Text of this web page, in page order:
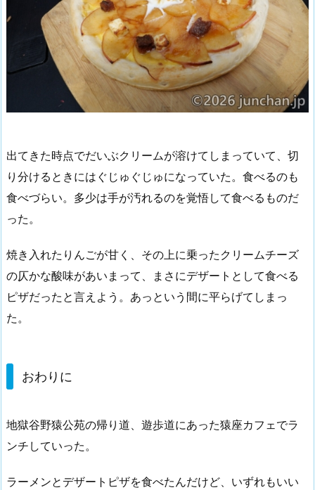
出てきた時点でだいぶクリームが溶けてしまっていて、切
り分けるときにはぐじゅぐじゅになっていた。食べるのも
食べづらい。多少は手が汚れるのを覚悟して食べるものだ
った。
焼き入れたりんごが甘く、その上に乗ったクリームチーズ
の仄かな酸味があいまって、まさにデザートとして食べる
ピザだったと言えよう。あっという間に平らげてしまっ
た。
おわりに
地獄谷野猿公苑の帰り道、遊歩道にあった猿座カフェでラ
ンチしていった。
ラーメンとデザートピザを食べたんだけど、いずれもいい